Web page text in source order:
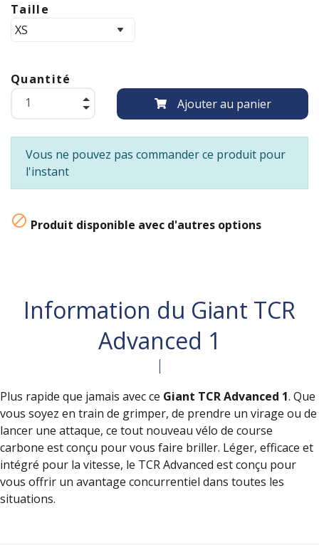
Taille
Quantité
Ajouter au panier
Vous ne pouvez pas commander ce produit pour
l'instant
 Produit disponible avec d'autres options
Information du Giant TCR
Advanced 1
Plus rapide que jamais avec ce Giant TCR Advanced 1. Que
vous soyez en train de grimper, de prendre un virage ou de
lancer une attaque, ce tout nouveau vélo de course
carbone est conçu pour vous faire briller. Léger, efficace et
intégré pour la vitesse, le TCR Advanced est conçu pour
vous offrir un avantage concurrentiel dans toutes les
situations.